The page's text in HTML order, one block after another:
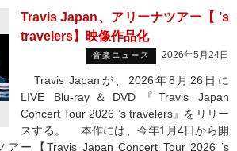
Travis Japan、アリーナツアー【 ’s
travelers】映像作品化
音楽ニュース 2026年5月24日
Travis Japanが、2026年8月26日に
LIVE Blu-ray＆DVD『Travis Japan
Concert Tour 2026 ’s travelers』をリリー
スする。 本作には、今年1月4日から開
ー【Travis Japan Concert Tour 2026 ’s